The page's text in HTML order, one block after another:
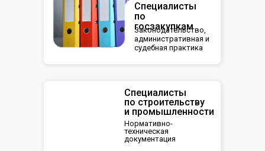
Специалисты
по
госзакупкам
Законодательство,
административная и
судебная практика
Специалисты
по строительству
и промышленности
Нормативно-
техническая
документация